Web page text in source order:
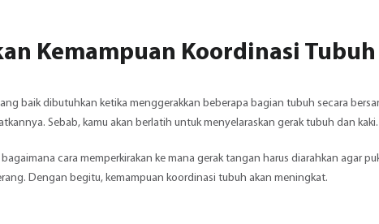
Kemampuan Koordinasi Tubuh
baik dibutuhkan ketika menggerakkan beberapa bagian tubuh secara
Sebab, kamu akan berlatih untuk menyelaraskan gerak tubuh dan kaki.
cara memperkirakan ke mana gerak tangan harus diarahkan agar
Dengan begitu, kemampuan koordinasi tubuh akan meningkat.